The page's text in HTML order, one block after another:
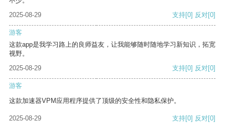
2025-08-29
支持[0] 反对[0]
游客
这款app是我学习路上的良师益友，让我能够随时随地学习新知识，拓宽
视野。
2025-08-29
支持[0] 反对[0]
游客
这款加速器VPM应用程序提供了顶级的安全性和隐私保护。
2025-08-29 支持[0] 反对[0]